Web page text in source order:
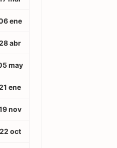
ene
abr
may
ene
nov
22 oct